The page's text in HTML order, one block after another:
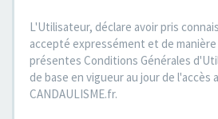
L'Utilisateur, déclare avoir pris
accepté expressément et de
présentes Conditions Générales
de base en vigueur au jour de l'accès
CANDAULISME.fr.